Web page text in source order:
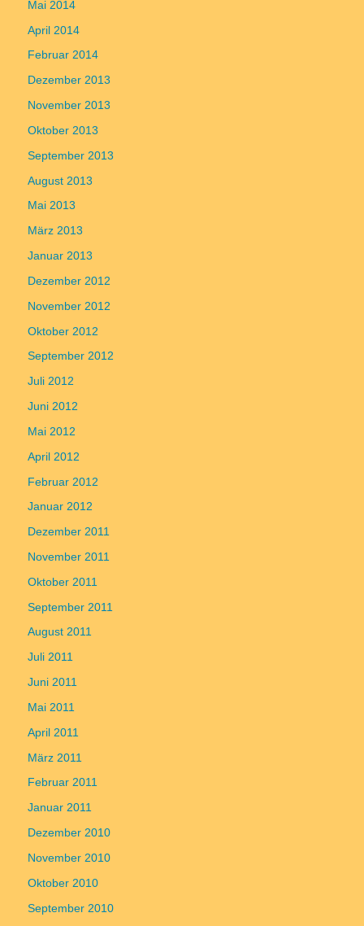
Mai 2014
April 2014
Februar 2014
Dezember 2013
November 2013
Oktober 2013
September 2013
August 2013
Mai 2013
März 2013
Januar 2013
Dezember 2012
November 2012
Oktober 2012
September 2012
Juli 2012
Juni 2012
Mai 2012
April 2012
Februar 2012
Januar 2012
Dezember 2011
November 2011
Oktober 2011
September 2011
August 2011
Juli 2011
Juni 2011
Mai 2011
April 2011
März 2011
Februar 2011
Januar 2011
Dezember 2010
November 2010
Oktober 2010
September 2010